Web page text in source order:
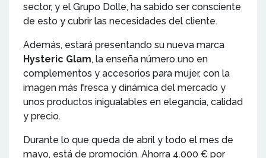
sector, y el Grupo Dolle, ha sabido ser consciente
de esto y cubrir las necesidades del cliente.
Además, estará presentando su nueva marca
Hysteric Glam, la enseña número uno en
complementos y accesorios para mujer, con la
imagen más fresca y dinámica del mercado y
unos productos inigualables en elegancia, calidad
y precio.
Durante lo que queda de abril y todo el mes de
mayo, está de promoción. Ahorra 4.000 € por